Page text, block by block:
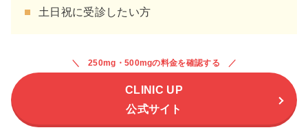
土日祝に受診したい方
250mg・500mgの料金を確認する
CLINIC UP
公式サイト